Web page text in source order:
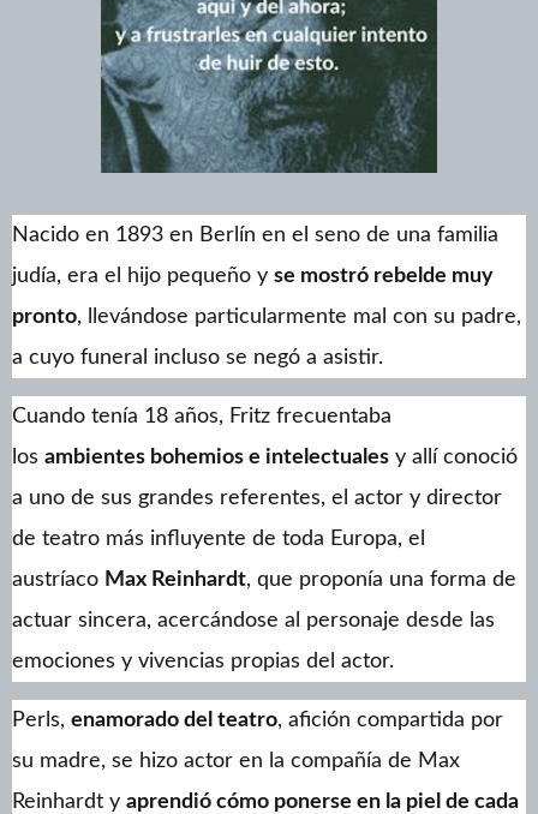
Nacido en 1893 en Berlín en el seno de una familia
judía, era el hijo pequeño y se mostró rebelde muy
pronto, llevándose particularmente mal con su padre,
a cuyo funeral incluso se negó a asistir.
Cuando tenía 18 años, Fritz frecuentaba
los ambientes bohemios e intelectuales y allí conoció
a uno de sus grandes referentes, el actor y director
de teatro más influyente de toda Europa, el
austríaco Max Reinhardt, que proponía una forma de
actuar sincera, acercándose al personaje desde las
emociones y vivencias propias del actor.
Perls, enamorado del teatro, afición compartida por
su madre, se hizo actor en la compañía de Max
Reinhardt y aprendió cómo ponerse en la piel de cada